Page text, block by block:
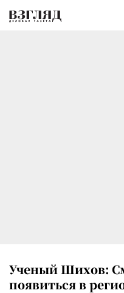
Ученый Шихов:
появиться в